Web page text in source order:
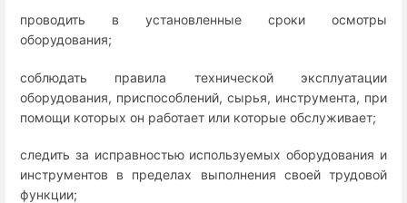
проводить в установленные сроки осмотры
оборудования;
соблюдать правила технической эксплуатации
оборудования, приспособлений, сырья, инструмента, при
помощи которых он работает или которые обслуживает;
следить за исправностью используемых оборудования и
инструментов в пределах выполнения своей трудовой
функции;